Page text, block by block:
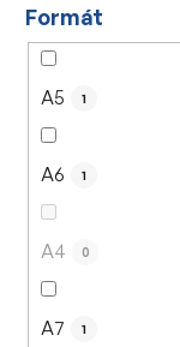
Formát
A5 1
A6 1
A4 0
A7 1